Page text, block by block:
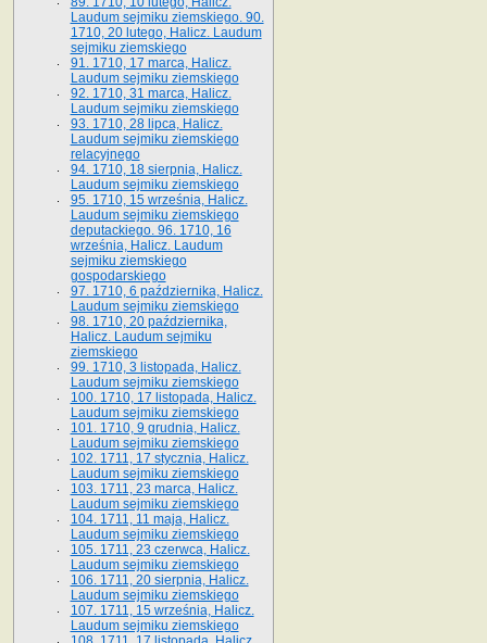
Laudum sejmiku ziemskiego. 90.
1710, 20 lutego, Halicz. Laudum
sejmiku ziemskiego
91. 1710, 17 marca, Halicz.
Laudum sejmiku ziemskiego
92. 1710, 31 marca, Halicz.
Laudum sejmiku ziemskiego
93. 1710, 28 lipca, Halicz.
Laudum sejmiku ziemskiego
relacyjnego
94. 1710, 18 sierpnia, Halicz.
Laudum sejmiku ziemskiego
95. 1710, 15 września, Halicz.
Laudum sejmiku ziemskiego
deputackiego. 96. 1710, 16
września, Halicz. Laudum
sejmiku ziemskiego
gospodarskiego
97. 1710, 6 października, Halicz.
Laudum sejmiku ziemskiego
98. 1710, 20 października,
Halicz. Laudum sejmiku
ziemskiego
99. 1710, 3 listopada, Halicz.
Laudum sejmiku ziemskiego
100. 1710, 17 listopada, Halicz.
Laudum sejmiku ziemskiego
101. 1710, 9 grudnia, Halicz.
Laudum sejmiku ziemskiego
102. 1711, 17 stycznia, Halicz.
Laudum sejmiku ziemskiego
103. 1711, 23 marca, Halicz.
Laudum sejmiku ziemskiego
104. 1711, 11 maja, Halicz.
Laudum sejmiku ziemskiego
105. 1711, 23 czerwca, Halicz.
Laudum sejmiku ziemskiego
106. 1711, 20 sierpnia, Halicz.
Laudum sejmiku ziemskiego
107. 1711, 15 września, Halicz.
Laudum sejmiku ziemskiego